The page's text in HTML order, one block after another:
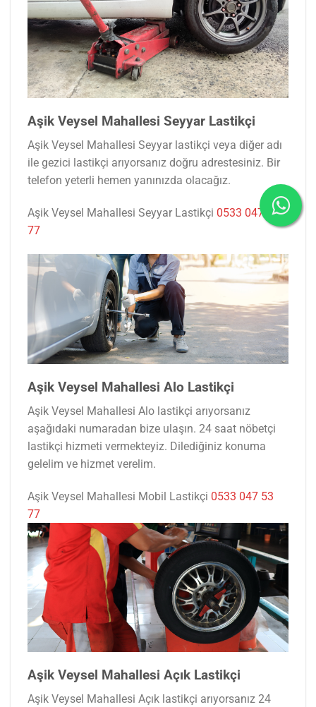
Aşik Veysel Mahallesi Seyyar Lastikçi
Aşik Veysel Mahallesi Seyyar lastikçi veya diğer adı
ile gezici lastikçi arıyorsanız doğru adrestesiniz. Bir
telefon yeterli hemen yanınızda olacağız.
Aşik Veysel Mahallesi Seyyar Lastikçi 0533 047 53
77
Aşik Veysel Mahallesi Alo Lastikçi
Aşik Veysel Mahallesi Alo lastikçi arıyorsanız
aşağıdaki numaradan bize ulaşın. 24 saat nöbetçi
lastikçi hizmeti vermekteyiz. Dilediğiniz konuma
gelelim ve hizmet verelim.
Aşik Veysel Mahallesi Mobil Lastikçi 0533 047 53
77
Aşik Veysel Mahallesi Açık Lastikçi
Aşik Veysel Mahallesi Açık lastikçi arıyorsanız 24